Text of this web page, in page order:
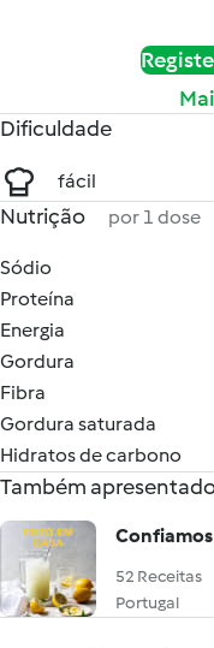
Dificuldade
fácil
Nutrição por 1 dose
Sódio
Proteína
Energia
Gordura
Fibra
Gordura saturada
Hidratos de carbono
Também
52 Receitas
Portugal